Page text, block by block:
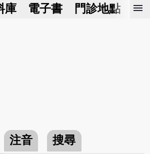
庫 電子書 門診地點 預
menu
注音 搜尋